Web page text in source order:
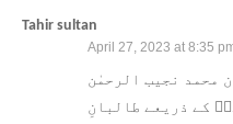
Tahir sultan
April 27, 2023 at 8:35
محمد نجیب الرحمٰن
کے ذریعے طالبانِ